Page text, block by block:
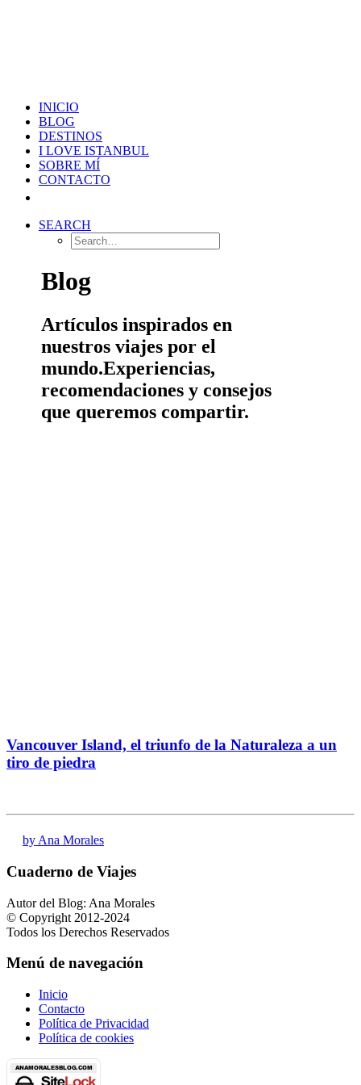
INICIO
BLOG
DESTINOS
I LOVE ISTANBUL
SOBRE MÍ
CONTACTO
SEARCH
Blog
Artículos inspirados en
nuestros viajes por el
mundo.Experiencias,
recomendaciones y consejos
que queremos compartir.
Vancouver Island, el triunfo de la Naturaleza a un
tiro de piedra
by Ana Morales
Cuaderno de Viajes
Autor del Blog: Ana Morales
© Copyright 2012-2024
Todos los Derechos Reservados
Menú de navegación
Inicio
Contacto
Política de Privacidad
Política de cookies